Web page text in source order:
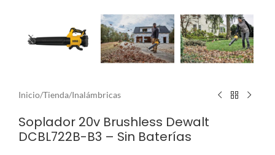
Inicio/Tienda/Inalámbricas
Soplador 20v Brushless Dewalt
DCBL722B-B3 – Sin Baterías